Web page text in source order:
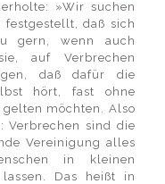
»Wir suchen
daß sich
gern, wenn auch
auf Verbrechen
daß dafür die
hört, fast ohne
gelten möchten. Also
Verbrechen sind die
Vereinigung alles
in kleinen
lassen. Das heißt in